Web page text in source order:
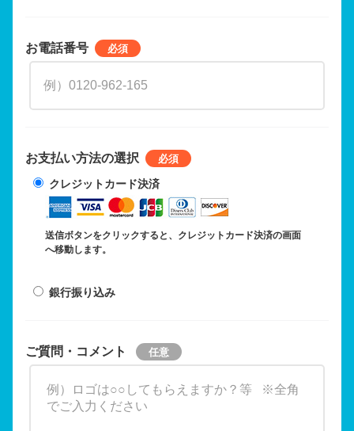
お電話番号
お支払い方法の選択
クレジットカード決済
送信ボタンをクリックすると、クレジットカード決済の画面
へ移動します。
銀行振り込み
ご質問・コメント